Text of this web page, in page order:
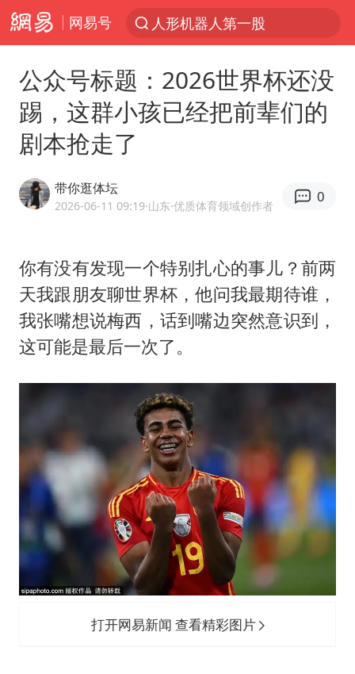
网易号
人形机器人第一股
多地银行上调存款利率
上海地铁4条线路全线停运
宇树申购 中一签有望赚20万元
武汉3名城管协管员殴打摊主被刑拘
白海豚可深入内陆制造大范围风雨
NBA传奇教练老尼尔森去世
手机真会“偷听”我们说话吗
轰-6K到底是不是战略轰炸机
“皋”在低处
面对面丨蔡磊：与渐冻症抗争 纵使不敌 也不屈服
5万小车卖不动 微型代步车集体遇冷
加沙约14万栋建筑被完全摧毁
公众号标题：2026世界杯还没
踢，这群小孩已经把前辈们的
剧本抢走了
带你逛体坛
2026-06-11 09:19·山东·优质体育领域创作者
0
你有没有发现一个特别扎心的事儿？前两
天我跟朋友聊世界杯，他问我最期待谁，
我张嘴想说梅西，话到嘴边突然意识到，
这可能是最后一次了。
打开网易新闻 查看精彩图片